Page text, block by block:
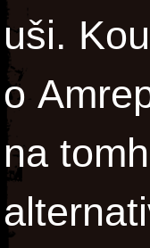
uši.
o
na